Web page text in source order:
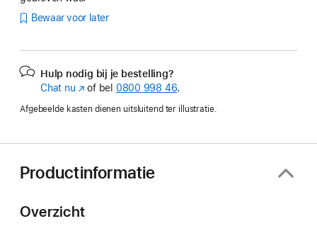
Bewaar voor later
Hulp nodig bij je bestelling?
Chat nu (Wordt
nieuw
geopend)
of bel 0800 998 46.
Afgebeelde kasten dienen uitsluitend ter illustratie.
Productinformatie
Overzicht